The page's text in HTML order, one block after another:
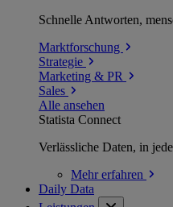
Schnelle Antworten,
Marktforschung
Strategie
Marketing & PR
Sales
Alle ansehen
Statista Connect
Verlässliche Daten, in
Mehrerfahren
Daily Data